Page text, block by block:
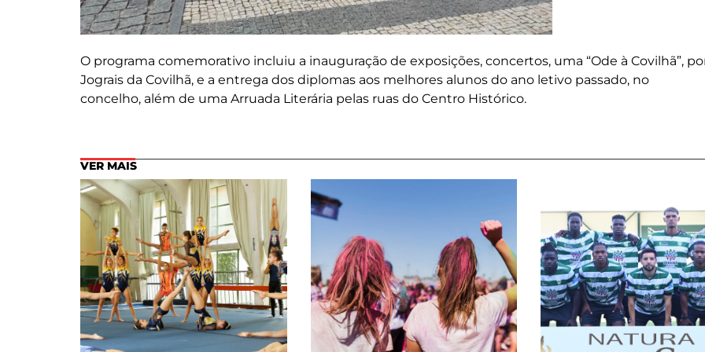
O programa comemorativo incluiu a inauguração de exposições, concertos, uma “Ode à Covilhã”,
Jograis da Covilhã, e a entrega dos diplomas aos melhores alunos do ano letivo passado, no
concelho, além de uma Arruada Literária pelas ruas do Centro Histórico.
VER MAIS